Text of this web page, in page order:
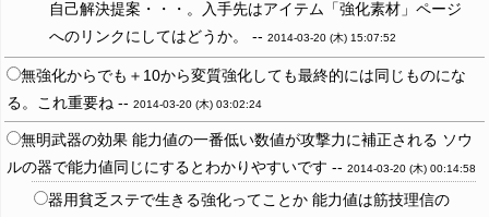
自己解決提案・・・。入手先はアイテム「強化素材」ページ
へのリンクにしてはどうか。 -- 2014-03-20 (木) 15:07:52
無強化からでも＋10から変質強化しても最終的には同じものにな
る。これ重要ね -- 2014-03-20 (木) 03:02:24
無明武器の効果 能力値の一番低い数値が攻撃力に補正される ソウ
ルの器で能力値同じにするとわかりやすいです -- 2014-03-20 (木) 00:14:58
器用貧乏ステで生きる強化ってことか 能力値は筋技理信の